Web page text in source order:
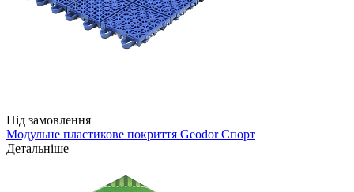
Під замовлення
Модульне пластикове покриття Geodor Спорт
Детальніше